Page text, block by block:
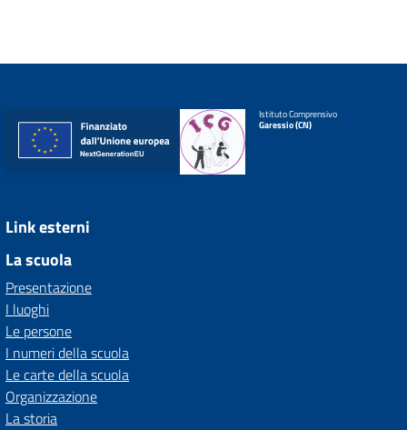
Istituto Comprensivo
Garessio (CN)
Link esterni
La scuola
Presentazione
I luoghi
Le persone
I numeri della scuola
Le carte della scuola
Organizzazione
La storia